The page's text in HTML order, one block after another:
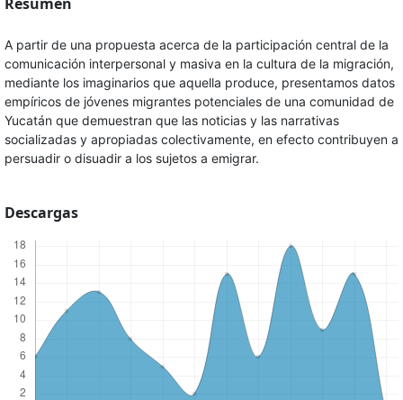
Resumen
A partir de una propuesta acerca de la participación central de la
comunicación interpersonal y masiva en la cultura de la migración,
mediante los imaginarios que aquella produce, presentamos datos
empíricos de jóvenes migrantes potenciales de una comunidad de
Yucatán que demuestran que las noticias y las narrativas
socializadas y apropiadas colectivamente, en efecto contribuyen a
persuadir o disuadir a los sujetos a emigrar.
Descargas